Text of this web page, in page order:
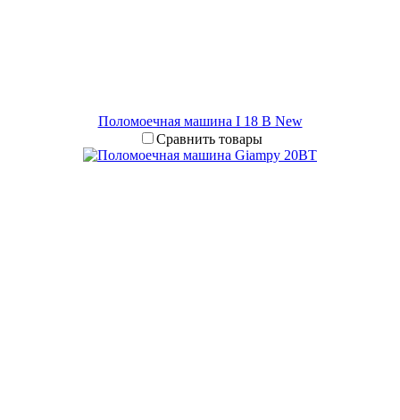
Поломоечная машина I 18 B New
Сравнить товары